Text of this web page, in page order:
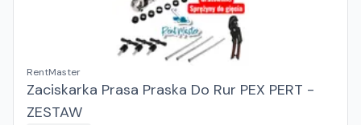
RentMaster
Zaciskarka Prasa Praska Do Rur PEX PERT -
ZESTAW